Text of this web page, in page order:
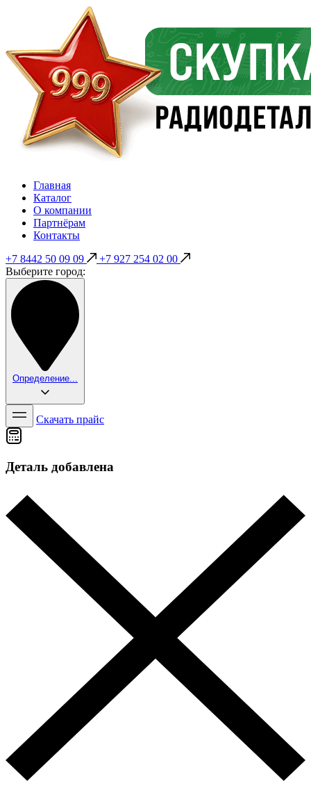
Главная
Каталог
О компании
Партнёрам
Контакты
+7 8442 50 09 09
+7 927 254 02 00
Выберите город:
Определение...
Скачать прайс
Деталь добавлена